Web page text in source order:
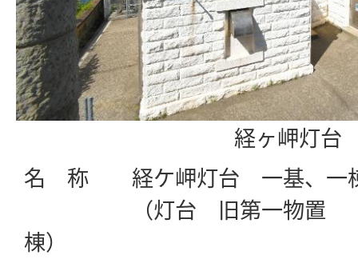
経ヶ岬灯台
名 称 経ケ岬灯台 一基、一
（灯台 旧第一物置
棟）